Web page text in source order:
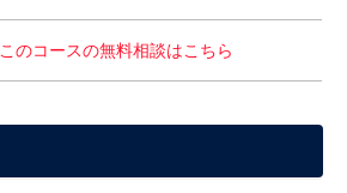
このコースの無料相談はこちら